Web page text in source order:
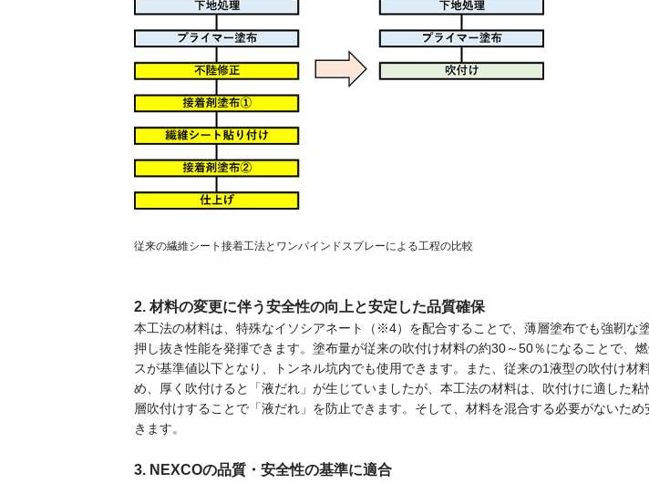
従来の繊維シート接着工法とワンバインドスプレーによる工程の比較
2. 材料の変更に伴う安全性の向上と安定した品質確保
本工法の材料は、特殊なイソシアネート（※4）を配合することで、薄層塗布でも強靭な
押し抜き性能を発揮できます。塗布量が従来の吹付け材料の約30～50％になることで、
スが基準値以下となり、トンネル坑内でも使用できます。また、従来の1液型の吹付け材
め、厚く吹付けると「液だれ」が生じていましたが、本工法の材料は、吹付けに適した
層吹付けすることで「液だれ」を防止できます。そして、材料を混合する必要がないた
きます。
3. NEXCOの品質・安全性の基準に適合